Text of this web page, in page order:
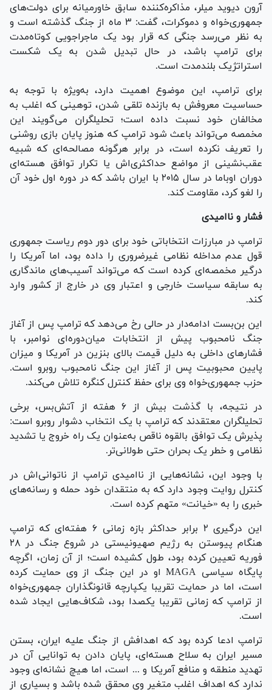
آرون دیوید میلر، مذاکره‌کننده سابق خاورمیانه برای دولت‌های
جمهوری‌خواه و دموکرات، گفت: ۳ ماه از جنگ گذشته است و
به نظر می‌رسد جنگی که قرار بود یک ماجراجویی کوتاه‌مدت
برای ترامپ باشد، در حال تبدیل شدن به یک شکست
استراتژیک بلندمدت است.
برای ترامپ، این موضوع اهمیت دارد، به‌ویژه با توجه به
حساسیت معروفش به بازنده تلقی شدن، توهینی که اغلب به
مخالفان خود نسبت داده است؛ تحلیلگران می‌گویند این
مخمصه می‌تواند باعث شود ترامپ که هنوز پایان بازی روشنی
را تعریف نکرده است، در برابر هرگونه مصالحه‌ای که شبیه
عقب‌نشینی از مواضع حداکثری‌اش یا تکرار توافق هسته‌ای
دوران اوباما در سال ۲۰۱۵ با ایران باشد که در دوره اول خود آن
را لغو کرد، مقاومت کند.
فشار و ناامیدی
ترامپ در مبارزات انتخاباتی خود برای دور دوم ریاست جمهوری
قول عدم مداخله نظامی غیرضروری را داده بود، اما آمریکا را
درگیر مخمصه‌ای کرده است که می‌تواند آسیب‌های ماندگاری
به سابقه سیاست خارجی و اعتبار وی در خارج از کشور وارد
کند.
این بن‌بست ادامه‌دار در حالی رخ می‌دهد که ترامپ پس از آغاز
جنگ نامحبوب پیش از انتخابات میان‌دوره‌ای نوامبر، با
فشارهای داخلی به دلیل قیمت بالای بنزین در آمریکا و میزان
پایین محبوبیت پس از آغاز این جنگ نامحبوب روبرو است.
حزب جمهوری‌خواه وی برای حفظ کنترل کنگره تلاش می‌کند.
در نتیجه، با گذشت بیش از ۶ هفته از آتش‌بس، برخی
تحلیلگران معتقدند که ترامپ با یک انتخاب دشوار روبرو است:
پذیرش یک توافق بالقوه ناقص به‌عنوان یک راه خروج یا تشدید
نظامی و خطر یک بحران حتی طولانی‌تر.
با وجود این، نشانه‌هایی از ناامیدی ترامپ از ناتوانی‌اش در
کنترل روایت وجود دارد که به منتقدان خود حمله و رسانه‌های
خبری را به «خیانت» متهم کرده است.
این درگیری ۲ برابر حداکثر بازه زمانی ۶ هفته‌ای که ترامپ
هنگام پیوستن به رژیم صهیونیستی در شروع جنگ در ۲۸
فوریه تعیین کرده بود، طول کشیده است؛ از آن زمان، اگرچه
پایگاه سیاسی MAGA او در این جنگ از وی حمایت کرده
است، اما در حمایت تقریبا یکپارچه قانونگذاران جمهوری‌خواه
از ترامپ که زمانی تقریبا یکصدا بود، شکاف‌هایی ایجاد شده
است.
ترامپ ادعا کرده بود که اهدافش از جنگ علیه ایران، بستن
مسیر ایران به سلاح هسته‌ای، پایان دادن به توانایی آن در
تهدید منطقه و منافع آمریکا و ... است، اما هیچ نشانه‌ای وجود
ندارد که اهداف اغلب متغیر وی محقق شده باشد و بسیاری از